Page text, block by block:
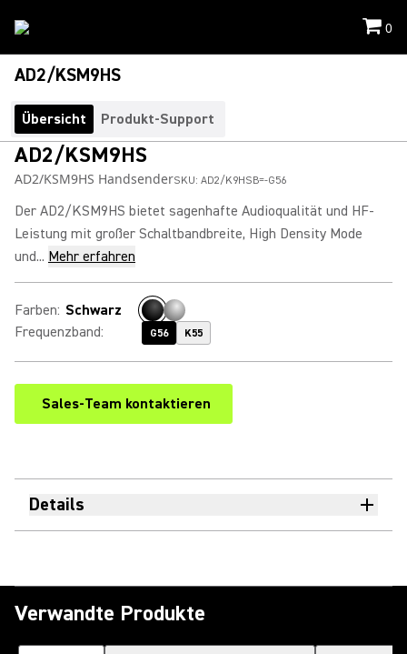
0
AD2/KSM9HS
Übersicht Produkt-Support
AD2/KSM9HS
AD2/KSM9HS HandsenderSKU: AD2/K9HSB=-G56
Der AD2/KSM9HS bietet sagenhafte Audioqualität und HF-
Leistung mit großer Schaltbandbreite, High Density Mode
und... Mehr erfahren
Farben: Schwarz
Frequenzband: G56 K55
Sales-Team kontaktieren
Details
Verwandte Produkte